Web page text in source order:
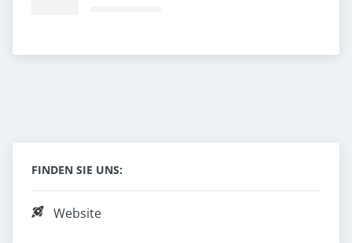
FINDEN SIE UNS:
Website